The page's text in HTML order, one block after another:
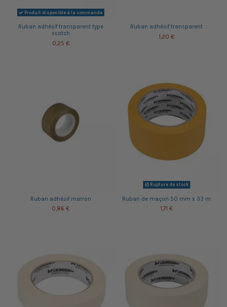
Produit disponible à la commande
Ruban adhésif transparent type
scotch
0,25 €
Ruban adhésif transparent
1,20 €
Ruban adhésif marron
0,86 €
Rupture de stock
Ruban de maçon 50 mm x 33 m
1,71 €